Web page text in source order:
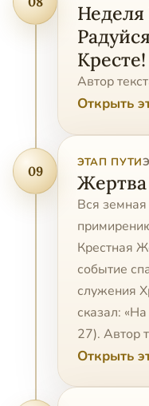
Неделя
Кресте!
Автор
Открыть
09
ЭТАП ПУТИ
Жертва
Вся
Крестная
событие
служения
сказал:
27). Автор
Открыть